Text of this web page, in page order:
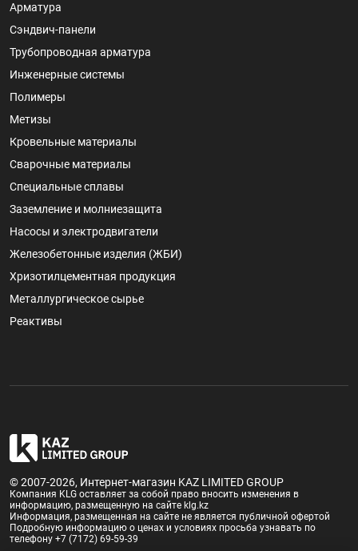
Арматура
Сэндвич-панели
Трубопроводная арматура
Инженерные системы
Полимеры
Метизы
Кровельные материалы
Сварочные материалы
Специальные сплавы
Заземление и молниезащита
Насосы и электродвигатели
Железобетонные изделия (ЖБИ)
Хризотилцементная продукция
Металлургическое сырье
Реактивы
© 2007-2026, Интернет-магазин KAZ LIMITED GROUP
Компания KLG оставляет за собой право вносить изменения в
информацию, размещенную на сайте klg.kz
Информация, размещенная на сайте не является публичной офертой
Подробную информацию о ценах и условиях просьба узнавать по
телефону +7 (7172) 69-59-39